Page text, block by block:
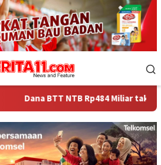
Rp484 Miliar tak Muncul dalam LHP